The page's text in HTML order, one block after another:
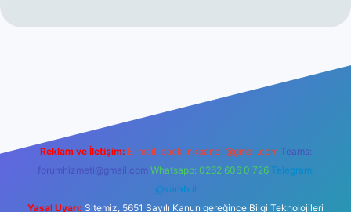
Reklam ve İletişim: E-mail: backlinkpaneli@gmail.com Teams:
forumhizmeti@gmail.com Whatsapp: 0262 606 0 726 Telegram:
@karabul
Yasal Uyarı: Sitemiz, 5651 Sayılı Kanun gereğince Bilgi Teknolojileri